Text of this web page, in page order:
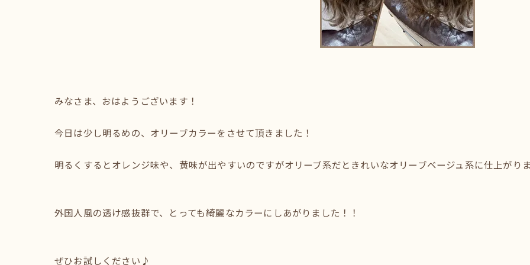
みなさま、おはようございます！
今日は少し明るめの、オリーブカラーをさせて頂きました！
明るくするとオレンジ味や、黄味が出やすいのですがオリーブ系だときれいなオリーブベージュ系に仕上がり
外国人風の透け感抜群で、とっても綺麗なカラーにしあがりました！！
ぜひお試しください♪